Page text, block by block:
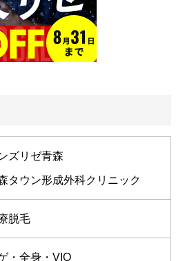
ズリゼ青森
タウン形成外科クリニック
脱毛
・全身・VIO